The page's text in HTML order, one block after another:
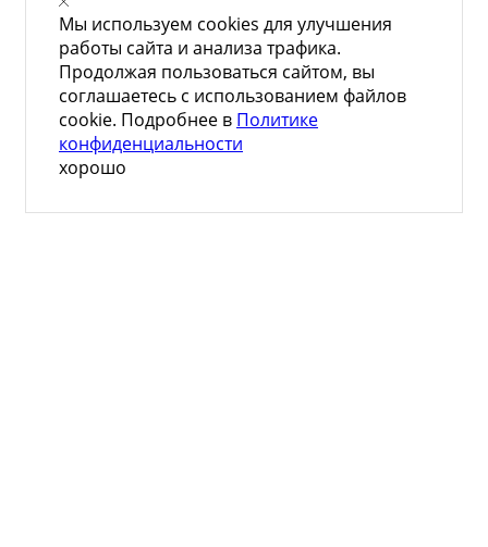
Мы используем cookies для улучшения
работы сайта и анализа трафика.
Продолжая пользоваться сайтом, вы
соглашаетесь с использованием файлов
cookie. Подробнее в Политике
конфиденциальности
хорошо